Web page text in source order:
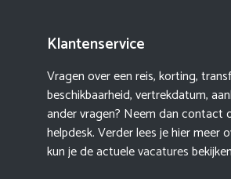
Klantenservice
Vragen over een reis, korting,
beschikbaarheid, vertrekdatum,
ander vragen? Neem dan contact
helpdesk. Verder lees je hier meer
kun je de actuelevacatures